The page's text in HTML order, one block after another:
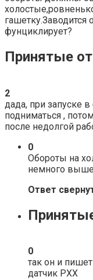
гашетку.Заводится
фунциклирует?
Принятые
2
дада, при запуске
подниматься ,
после недолгой
0
Обороты на
немного
Ответ
0
так он и
датчик РХХ